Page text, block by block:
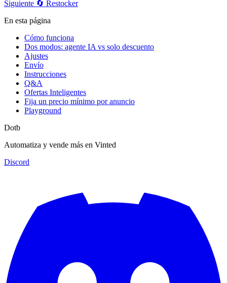
Siguiente 🔄 Restocker
En esta página
Cómo funciona
Dos modos: agente IA vs solo descuento
Ajustes
Envío
Instrucciones
Q&A
Ofertas Inteligentes
Fija un precio mínimo por anuncio
Playground
Dotb
Automatiza y vende más en Vinted
Discord